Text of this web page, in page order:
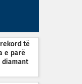
të
e parë
diamant